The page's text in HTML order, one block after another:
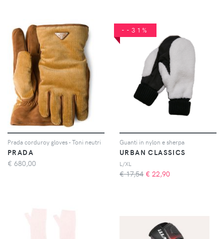
Prada corduroy gloves - Toni neutri
PRADA
€ 680,00
--31%
Guanti in nylon e sherpa
URBAN CLASSICS
L/XL
€ 17,54 € 22,90